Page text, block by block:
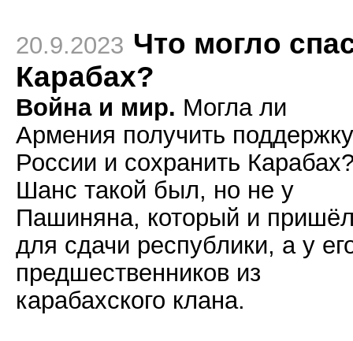
20.9.2023 Что могло
Карабах?
Война и мир. Могла ли
Армения получить поддержку
России и сохранить
Шанс такой был, но не у
Пашиняна, который и
для сдачи республики, а у
предшественников из
карабахского клана.